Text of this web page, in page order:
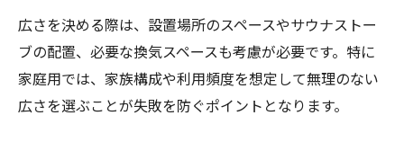
広さを決める際は、設置場所のスペースやサウナストー
ブの配置、必要な換気スペースも考慮が必要です。特に
家庭用では、家族構成や利用頻度を想定して無理のない
広さを選ぶことが失敗を防ぐポイントとなります。